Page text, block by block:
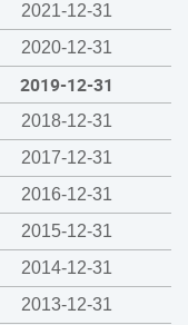
2021-12-31
2020-12-31
2019-12-31
2018-12-31
2017-12-31
2016-12-31
2015-12-31
2014-12-31
2013-12-31